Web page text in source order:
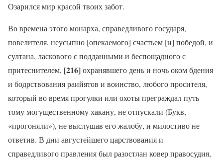
Озарился мир красой твоих забот.
Во времена этого монарха, справедливого государя,
повелителя, неусыпно [опекаемого] счастьем [и] победой, и
султана, ласкового с подданными и беспощадного с
притеснителем, [216]охранявшего день и ночь оком бдения
и бодрствования раийятов и воинство, любого просителя,
который во время прогулки или охоты преграждал путь
тому могущественному хакану, не отпускали (Букв,
«прогоняли»), не выслушав его жалобу, и милостиво не
ответив. В дни августейшего царствования и
справедливого правления был разостлан ковер правосудия,